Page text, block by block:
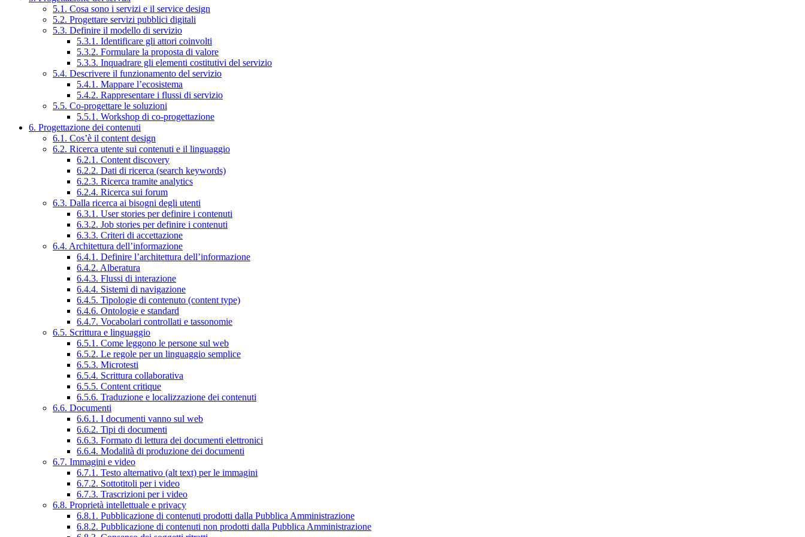
5.1. Cosa sono i servizi e il service design
5.2. Progettare servizi pubblici digitali
5.3. Definire il modello di servizio
5.3.1. Identificare gli attori coinvolti
5.3.2. Formulare la proposta di valore
5.3.3. Inquadrare gli elementi costitutivi del servizio
5.4. Descrivere il funzionamento del servizio
5.4.1. Mappare l’ecosistema
5.4.2. Rappresentare i flussi di servizio
5.5. Co-progettare le soluzioni
5.5.1. Workshop di co-progettazione
6. Progettazione dei contenuti
6.1. Cos’è il content design
6.2. Ricerca utente sui contenuti e il linguaggio
6.2.1. Content discovery
6.2.2. Dati di ricerca (search keywords)
6.2.3. Ricerca tramite analytics
6.2.4. Ricerca sui forum
6.3. Dalla ricerca ai bisogni degli utenti
6.3.1. User stories per definire i contenuti
6.3.2. Job stories per definire i contenuti
6.3.3. Criteri di accettazione
6.4. Architettura dell’informazione
6.4.1. Definire l’architettura dell’informazione
6.4.2. Alberatura
6.4.3. Flussi di interazione
6.4.4. Sistemi di navigazione
6.4.5. Tipologie di contenuto (content type)
6.4.6. Ontologie e standard
6.4.7. Vocabolari controllati e tassonomie
6.5. Scrittura e linguaggio
6.5.1. Come leggono le persone sul web
6.5.2. Le regole per un linguaggio semplice
6.5.3. Microtesti
6.5.4. Scrittura collaborativa
6.5.5. Content critique
6.5.6. Traduzione e localizzazione dei contenuti
6.6. Documenti
6.6.1. I documenti vanno sul web
6.6.2. Tipi di documenti
6.6.3. Formato di lettura dei documenti elettronici
6.6.4. Modalità di produzione dei documenti
6.7. Immagini e video
6.7.1. Testo alternativo (alt text) per le immagini
6.7.2. Sottotitoli per i video
6.7.3. Trascrizioni per i video
6.8. Proprietà intellettuale e privacy
6.8.1. Pubblicazione di contenuti prodotti dalla Pubblica Amministrazione
6.8.2. Pubblicazione di contenuti non prodotti dalla Pubblica Amministrazione